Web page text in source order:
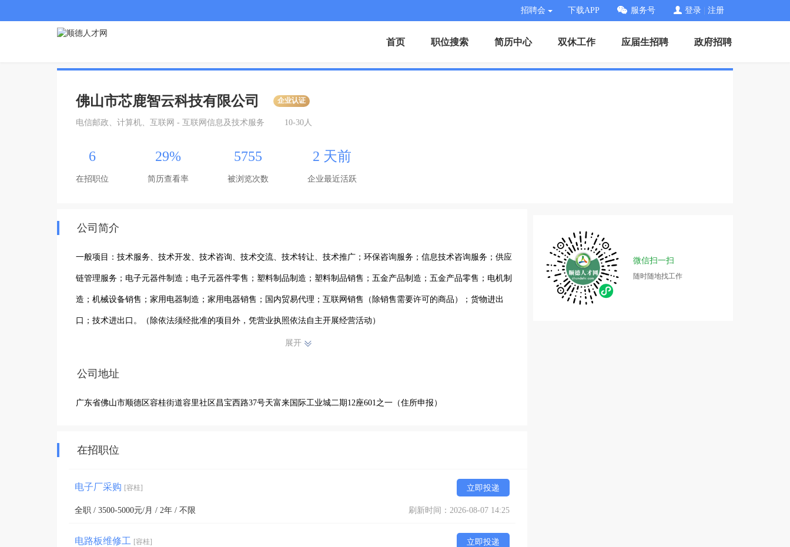
招聘会 下载APP 服务号 登录 注册
首页 职位搜索 简历中心 双休工作 应届生招聘 政府招聘
佛山市芯鹿智云科技有限公司 企业认证
电信邮政、计算机、互联网 - 互联网信息及技术服务 10-30人
6
在招职位
29%
简历查看率
5755
被浏览次数
2 天前
企业最近活跃
公司简介
一般项目：技术服务、技术开发、技术咨询、技术交流、技术转让、技术推广；环保咨询服务；信息技术咨询服务；供应
链管理服务；电子元器件制造；电子元器件零售；塑料制品制造；塑料制品销售；五金产品制造；五金产品零售；电机制
造；机械设备销售；家用电器制造；家用电器销售；国内贸易代理；互联网销售（除销售需要许可的商品）；货物进出
口；技术进出口。（除依法须经批准的项目外，凭营业执照依法自主开展经营活动）
展开
公司地址
广东省佛山市顺德区容桂街道容里社区昌宝西路37号天富来国际工业城二期12座601之一（住所申报）
在招职位
电子厂采购 [容桂] 立即投递
全职 / 3500-5000元/月 / 2年 / 不限 刷新时间：2026-08-07 14:25
电路板维修工 [容桂] 立即投递
微信扫一扫
随时随地找工作